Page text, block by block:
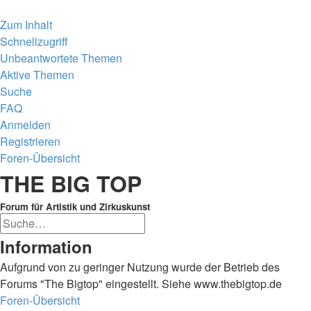
Zum Inhalt
Schnellzugriff
Unbeantwortete Themen
Aktive Themen
Suche
FAQ
Anmelden
Registrieren
Foren-Übersicht
Suche
THE BIG TOP
Forum für Artistik und Zirkuskunst
Information
Aufgrund von zu geringer Nutzung wurde der Betrieb des
Forums "The Bigtop" eingestellt. Siehe www.thebigtop.de
Foren-Übersicht